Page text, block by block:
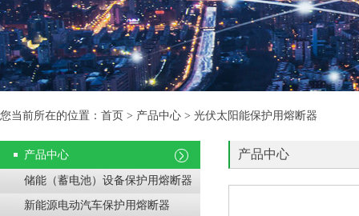
您当前所在的位置：首页 > 产品中心 > 光伏太阳能保护用熔断器
产品中心
储能（蓄电池）设备保护用熔断器
新能源电动汽车保护用熔断器
产品中心